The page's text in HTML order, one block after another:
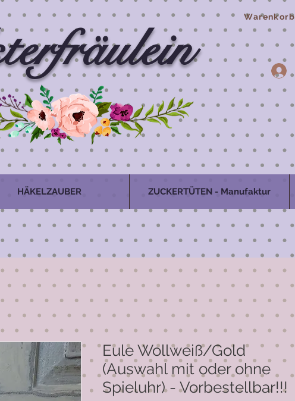
Warenkorb
HÄKELZAUBER ZUCKERTÜTEN - Manufaktur
Eule Wollweiß/Gold
(Auswahl mit oder ohne
Spieluhr) - Vorbestellbar!!!